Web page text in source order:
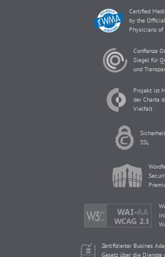
Certified
by the
Physicians of
Confianza
Siegel für
und
Projekt ist
der Charta
Vielfalt
SSL
Zertifizierter Busines
Gesetz über die Dienste